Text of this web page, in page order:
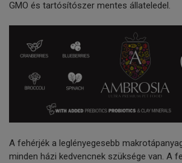
GMO és tartósítószer mentes állateledel.
A fehérjék a leglényegesebb
minden házi kedvencnek szüksége van. A